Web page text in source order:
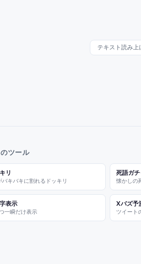
テキスト読み上
ツール
リ
バキバキに割れるドッキリ
死語ガチ
懐かしの
表示
一瞬だけ表示
Xバズ予
ツイート